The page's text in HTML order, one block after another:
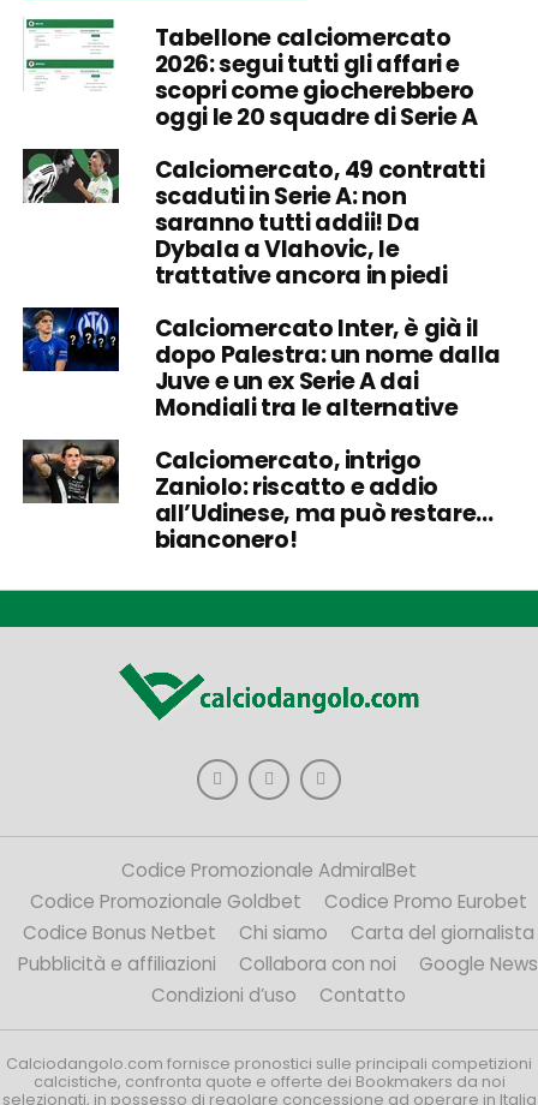
Tabellone calciomercato
2026: segui tutti gli affari e
scopri come giocherebbero
oggi le 20 squadre di Serie A
Calciomercato, 49 contratti
scaduti in Serie A: non
saranno tutti addii! Da
Dybala a Vlahovic, le
trattative ancora in piedi
Calciomercato Inter, è già il
dopo Palestra: un nome dalla
Juve e un ex Serie A dai
Mondiali tra le alternative
Calciomercato, intrigo
Zaniolo: riscatto e addio
all’Udinese, ma può restare…
bianconero!
Codice Promozionale AdmiralBet
Codice Promozionale Goldbet
Codice Promo Eurobet
Codice Bonus Netbet
Chi siamo
Carta del giornalista
Pubblicità e affiliazioni
Collabora con noi
Google News
Condizioni d’uso
Contatto
Calciodangolo.com fornisce pronostici sulle principali competizioni
calcistiche, confronta quote e offerte dei Bookmakers da noi
selezionati, in possesso di regolare concessione ad operare in Italia